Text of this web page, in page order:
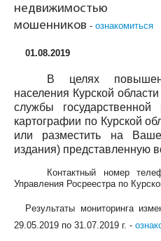
мошенников - ознакомиться
01.08.2019
В целях
населения Курской
службы государственной
картографии по Курской
или разместить на
издания) представленную
Контактный номер
Управления Росреестра по
Результаты мониторинга
29.05.2019 по 31.07.2019 г. -